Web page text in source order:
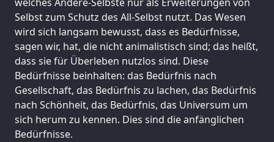
Selbst zum Schutz des All-Selbst nutzt. Das Wesen
wird sich langsam bewusst, dass es Bedürfnisse,
sagen wir, hat, die nicht animalistisch sind; das heißt,
dass sie für Überleben nutzlos sind. Diese
Bedürfnisse beinhalten: das Bedürfnis nach
Gesellschaft, das Bedürfnis zu lachen, das Bedürfnis
nach Schönheit, das Bedürfnis, das Universum um
sich herum zu kennen. Dies sind die anfänglichen
Bedürfnisse.